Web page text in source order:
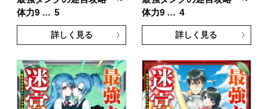
体力9 … 5
詳しく見る
体力9 … 4
詳しく見る